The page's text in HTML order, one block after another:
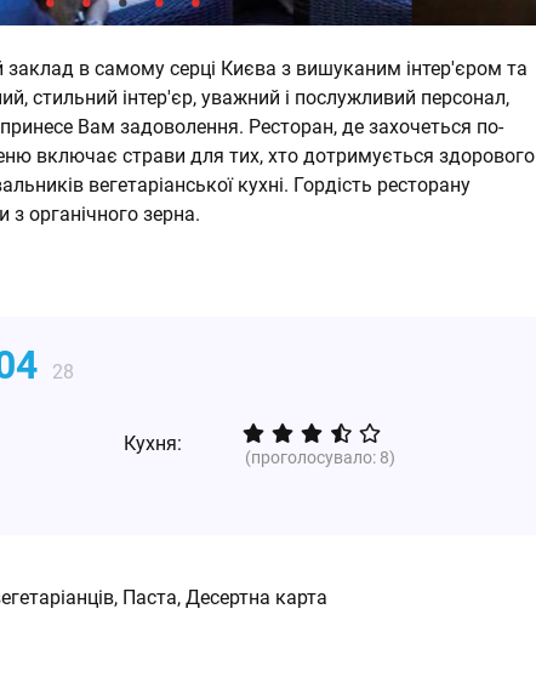
заклад в самому серці Києва з вишуканим інтер'єром та
стильний інтер'єр, уважний і послужливий персонал,
Вам задоволення. Ресторан, де захочеться по-
включає страви для тих, хто дотримується здорового
вегетаріанської кухні. Гордість ресторану
з органічного зерна.
28
Кухня:
(проголосувало: 8)
Паста, Десертна карта